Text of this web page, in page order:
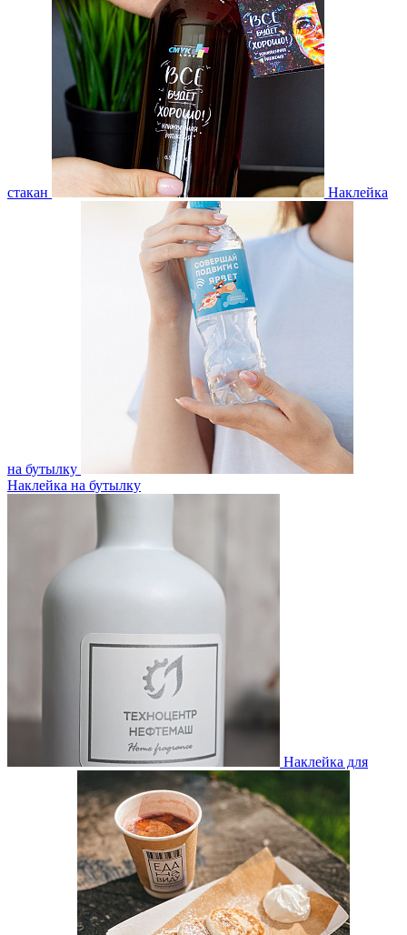
стакан Наклейка
на бутылку
Наклейка на бутылку
Наклейка для